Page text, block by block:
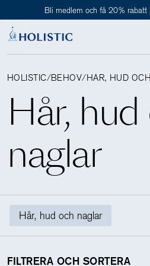
Få personliga rekommendationer
Behov
Kosttillskott
Digitalt behovstest
Hälsotester
Tillagd i varukorgen
För att påbörja en prenumeration hos
Holistic Club. Det är helt kostnadsfritt.
HOLISTIC/BEHOV/HÅR, HUD
Hår,
naglar
Hår, hud och naglar
FILTRERA OCH SORTERA